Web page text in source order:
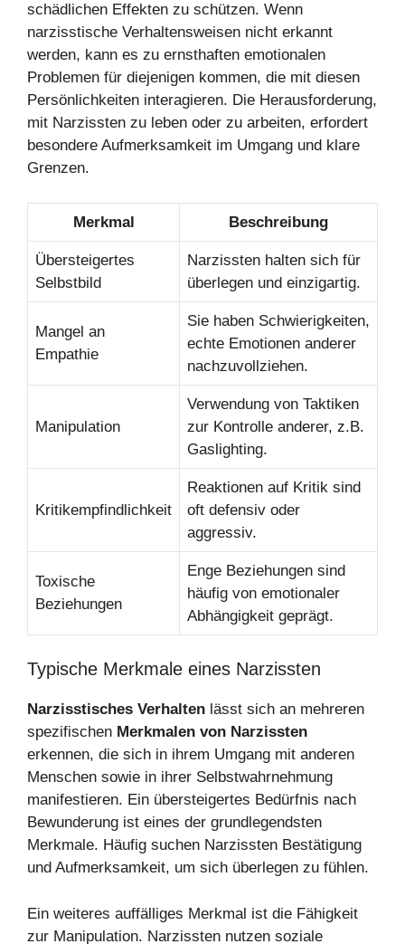
schädlichen Effekten zu schützen. Wenn
narzisstische Verhaltensweisen nicht erkannt
werden, kann es zu ernsthaften emotionalen
Problemen für diejenigen kommen, die mit diesen
Persönlichkeiten interagieren. Die Herausforderung,
mit Narzissten zu leben oder zu arbeiten, erfordert
besondere Aufmerksamkeit im Umgang und klare
Grenzen.
Merkmal Beschreibung
Übersteigertes
Selbstbild
Narzissten halten sich für
überlegen und einzigartig.
Mangel an
Empathie
Sie haben Schwierigkeiten,
echte Emotionen anderer
nachzuvollziehen.
Manipulation
Verwendung von Taktiken
zur Kontrolle anderer, z.B.
Gaslighting.
Kritikempfindlichkeit
Reaktionen auf Kritik sind
oft defensiv oder
aggressiv.
Toxische
Beziehungen
Enge Beziehungen sind
häufig von emotionaler
Abhängigkeit geprägt.
Typische Merkmale eines Narzissten
Narzisstisches Verhalten lässt sich an mehreren
spezifischen Merkmalen von Narzissten
erkennen, die sich in ihrem Umgang mit anderen
Menschen sowie in ihrer Selbstwahrnehmung
manifestieren. Ein übersteigertes Bedürfnis nach
Bewunderung ist eines der grundlegendsten
Merkmale. Häufig suchen Narzissten Bestätigung
und Aufmerksamkeit, um sich überlegen zu fühlen.
Ein weiteres auffälliges Merkmal ist die Fähigkeit
zur Manipulation. Narzissten nutzen soziale